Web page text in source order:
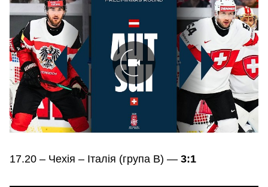
17.20 – Чехія – Італія (група В) — 3:1